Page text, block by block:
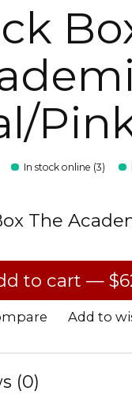
In stock online (3)
The
Add to
Add to
(0)